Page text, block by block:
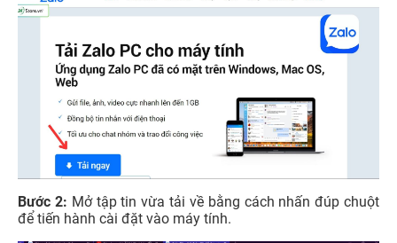
Bước 2: Mở tập tin vừa tải về bằng cách nhấn đúp chuột
để tiến hành cài đặt vào máy tính.